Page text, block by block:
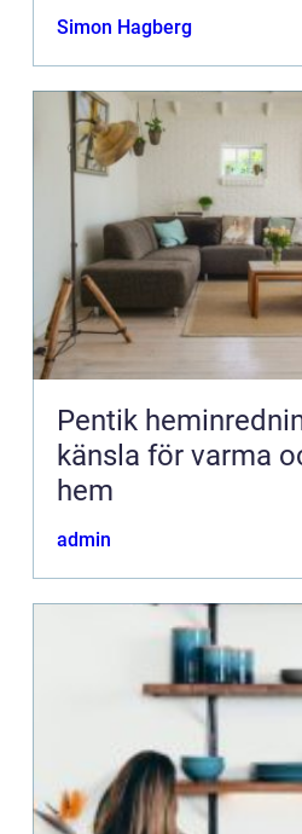
Simon Hagberg
Pentik heminredning
känsla för varma
hem
admin